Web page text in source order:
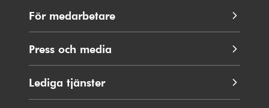
För medarbetare
Press och media
Lediga tjänster